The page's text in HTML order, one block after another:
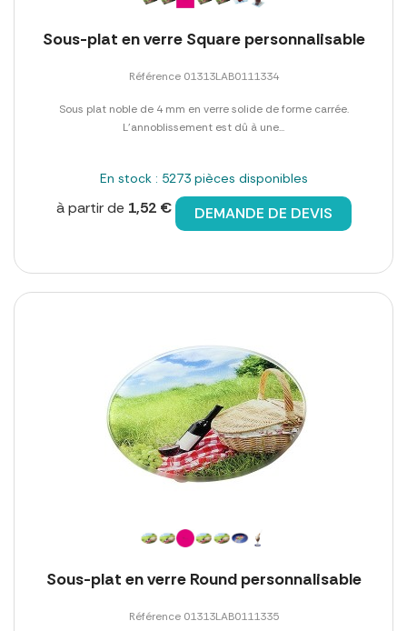
Sous-plat en verre Square personnalisable
Référence 01313LAB0111334
Sous plat noble de 4 mm en verre solide de forme carrée.
L'annoblissement est dû à une...
En stock : 5273 pièces disponibles
à partir de 1,52 € DEMANDE DE DEVIS
Sous-plat en verre Round personnalisable
Référence 01313LAB0111335